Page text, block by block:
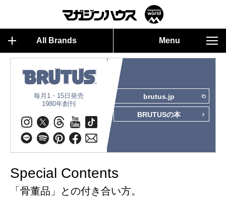
All Brands Menu
毎月1・15日発売
1980年創刊
brutus.jp
BRUTUSの本
Special Contents
「骨董品」との付き合い方。